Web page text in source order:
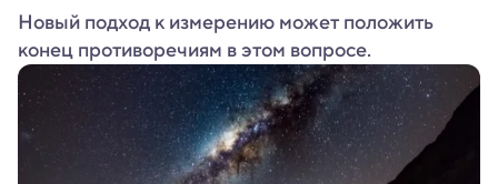
Новый подход к измерению может положить
конец противоречиям в этом вопросе.